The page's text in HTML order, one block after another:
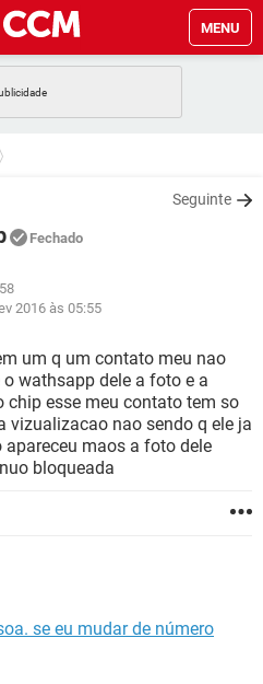
MENU
GMAIL
WHATSAPP
EXCEL
EXCEL
GMAIL
FACEBOOK
EXCEL
GMAIL
Seguinte
Fechado
2016 às 05:55
um q um contato meu nao
wathsapp dele a foto e a
esse meu contato tem so
vizualizacao nao sendo q ele ja
maos a foto dele
bloqueada
se eu mudar de número